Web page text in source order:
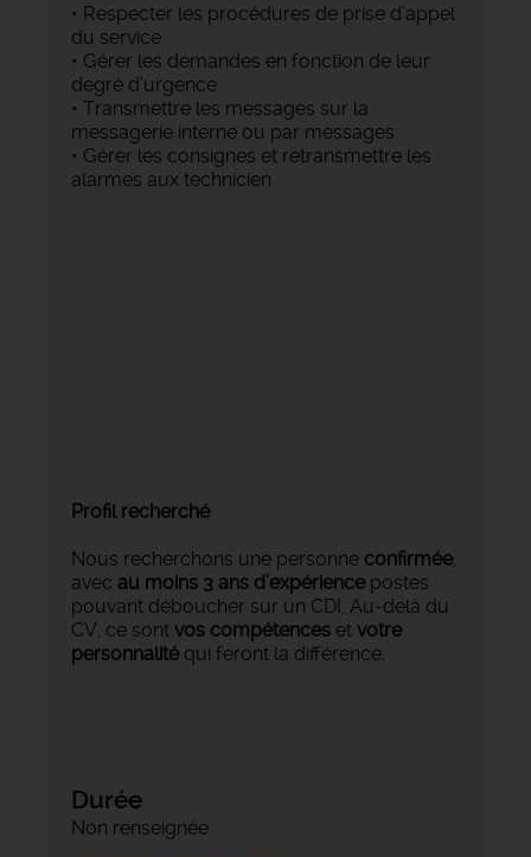
• Respecter les procédures de prise d’appel
du service
• Gérer les demandes en fonction de leur
degré d’urgence
• Transmettre les messages sur la
messagerie interne ou par messages
• Gérer les consignes et retransmettre les
alarmes aux technicien
Profil recherché
Nous recherchons une personne confirmée,
avec au moins 3 ans d’expériencepostes
pouvant déboucher sur un CDI, Au-delà du
CV, ce sont vos compétences et votre
personnalitéqui feront la différence.
Durée
Non renseignée